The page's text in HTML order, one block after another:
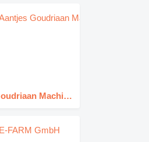
Aantjes Goudriaan Machinery